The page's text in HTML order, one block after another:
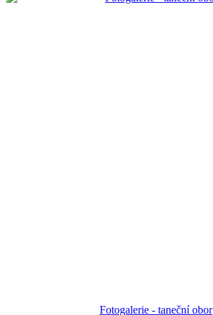
Fotogalerie - taneční obor